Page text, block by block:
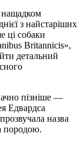
нащадком
з найстаріших
ці собаки
Britannicis»,
детальний
пізніше —
Едвардса
назва
породою.